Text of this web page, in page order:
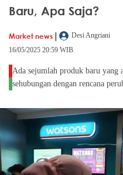
Baru, Apa Saja?
Market news |
Desi Angriani
16/05/2025 20:59 WIB
Ada sejumlah produk baru yang
sehubungan dengan rencana